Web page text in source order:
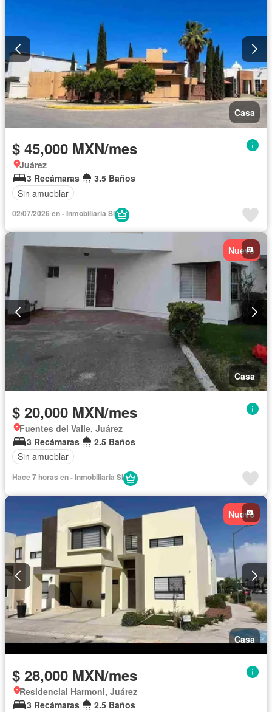
Casa
$ 45,000 MXN/mes
Juárez
3 Recámaras
3.5 Baños
Sin amueblar
02/07/2026 en - Inmobiliaria SI
Nuevo
Casa
$ 20,000 MXN/mes
Fuentes del Valle, Juárez
3 Recámaras
2.5 Baños
Sin amueblar
Hace 7 horas en - Inmobiliaria SI
Nuevo
Casa
$ 28,000 MXN/mes
Residencial Harmoni, Juárez
3 Recámaras
2.5 Baños